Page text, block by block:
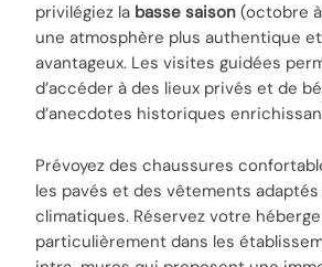
privilégiez la basse saison (octobre
une atmosphère plus authentique
avantageux. Les visites guidées
d’accéder à des lieux privés et de
d’anecdotes historiques
Prévoyez des chaussures
les pavés et des vêtements
climatiques. Réservez votre
particulièrement dans les